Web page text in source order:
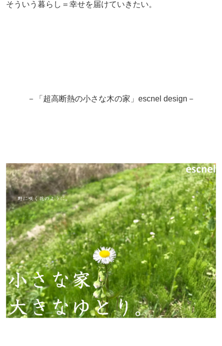
そういう暮らし＝幸せを届けていきたい。
－「超高断熱の小さな木の家」escnel design－